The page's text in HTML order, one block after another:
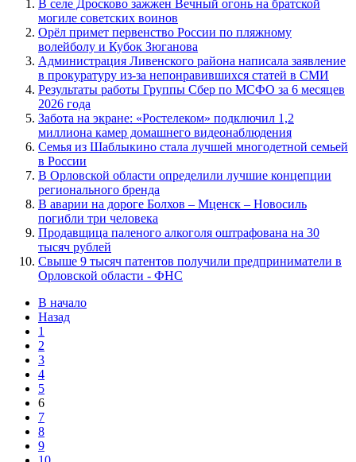
В селе Дросково зажжен Вечный огонь на братской
могиле советских воинов
Орёл примет первенство России по пляжному
волейболу и Кубок Зюганова
Администрация Ливенского района написала заявление
в прокуратуру из-за непонравившихся статей в СМИ
Результаты работы Группы Сбер по МСФО за 6 месяцев
2026 года
Забота на экране: «Ростелеком» подключил 1,2
миллиона камер домашнего видеонаблюдения
Семья из Шаблыкино стала лучшей многодетной семьей
в России
В Орловской области определили лучшие концепции
регионального бренда
В аварии на дороге Болхов – Мценск – Новосиль
погибли три человека
Продавщица паленого алкоголя оштрафована на 30
тысяч рублей
Свыше 9 тысяч патентов получили предприниматели в
Орловской области - ФНС
В начало
Назад
1
2
3
4
5
6
7
8
9